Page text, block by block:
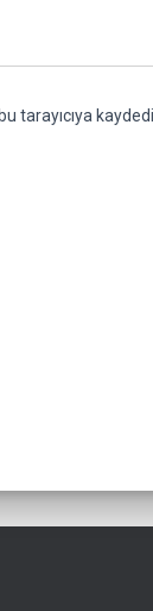
tarayıcıya